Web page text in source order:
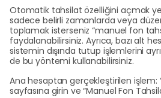
Otomatik tahsilat özelliğini açmak
sadece belirli zamanlarda veya
toplamak isterseniz “manuel fon
faydalanabilirsiniz. Ayrıca, bazı alt
sistemin dışında tutup işlemlerini
de bu yöntemi kullanabilirsiniz.
Ana hesaptan gerçekleştirilen işlem:
sayfasına girin ve “Manuel Fon